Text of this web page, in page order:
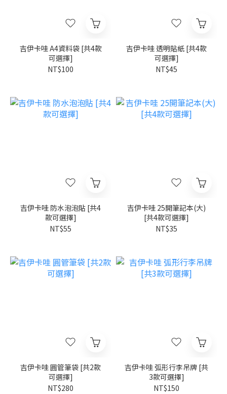
吉伊卡哇 A4資料袋 [共4款
可選擇]
NT$100
吉伊卡哇 透明貼紙 [共4款
可選擇]
NT$45
吉伊卡哇 防水泡泡貼 [共4
款可選擇]
NT$55
吉伊卡哇 25開筆記本(大)
[共4款可選擇]
NT$35
吉伊卡哇 圓管筆袋 [共2款
可選擇]
NT$280
吉伊卡哇 弧形行李吊牌 [共
3款可選擇]
NT$150